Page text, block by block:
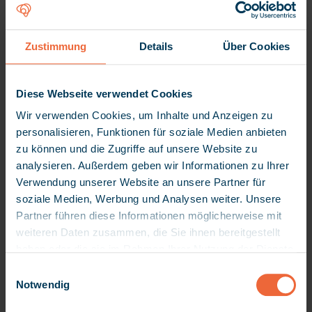
Zustimmung Details Über Cookies
Diese Webseite verwendet Cookies
Wir verwenden Cookies, um Inhalte und Anzeigen zu
personalisieren, Funktionen für soziale Medien anbieten
zu können und die Zugriffe auf unsere Website zu
analysieren. Außerdem geben wir Informationen zu Ihrer
Verwendung unserer Website an unsere Partner für
soziale Medien, Werbung und Analysen weiter. Unsere
Partner führen diese Informationen möglicherweise mit
weiteren Daten zusammen, die Sie ihnen bereitgestellt
bitten wir Sie hiermit um Ihre Erlaubnis, die folgenden
Technologien verwenden zu dürfen. Sie können Ihre
Notwendig
Wer in der Pflege arbeitet, dokumentiert
jeden Tag: Gesundheitszustand,
Wie gut das gelingt, hat direkten Einfluss auf
die Pflegequalität und die ...
Weiterlesen